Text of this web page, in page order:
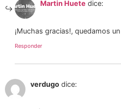
Martin Huete dice:
¡Muchas gracias!, quedamos
Responder
verdugo dice: